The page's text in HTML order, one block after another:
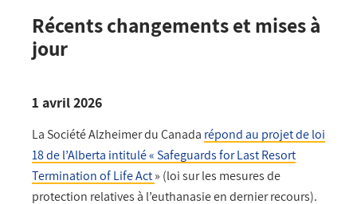
Récents changements et mises à
jour
1 avril 2026
La Société Alzheimer du Canada répond au projet de loi
18 de l’Alberta intitulé « Safeguards for Last Resort
Termination of Life Act» (loi sur les mesures de
protection relatives à l’euthanasie en dernier recours).